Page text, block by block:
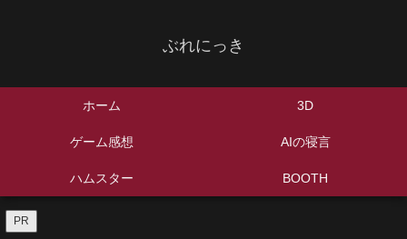
ぶれにっき
ホーム 3D
ゲーム感想 AIの寝言
ハムスター BOOTH
PR